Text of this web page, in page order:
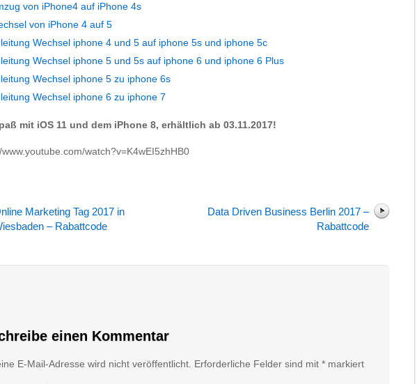
von iPhone4 auf iPhone 4s
von iPhone 4 auf 5
Wechsel iphone 4 und 5 auf iphone 5s und iphone 5c
Wechsel iphone 5 und 5s auf iphone 6 und iphone 6 Plus
Wechsel iphone 5 zu iphone 6s
Wechsel iphone 6 zu iphone 7
mit iOS 11 und dem iPhone 8, erhältlich ab 03.11.2017!
watch?v=K4wEI5zhHB0
Marketing Tag 2017 in
– Rabattcode
Data Driven Business Berlin 2017 –
Rabattcode
einen Kommentar
E-Mail-Adresse wird nicht veröffentlicht. Erforderliche Felder sind mit * markiert